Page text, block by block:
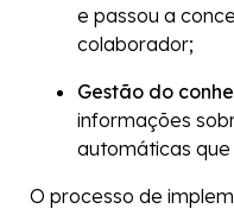
e passou a
colaborador;
Gestão do
informações
automáticas
O processo de